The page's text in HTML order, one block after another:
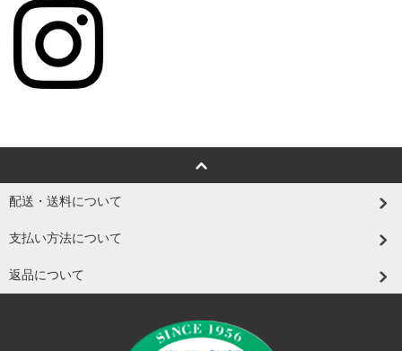
配送・送料について
支払い方法について
返品について